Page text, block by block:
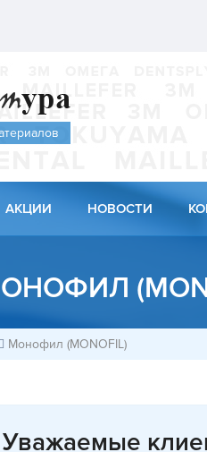
АКЦИИ НОВОСТИ
Монофил (MONOFIL)
Уважаемые